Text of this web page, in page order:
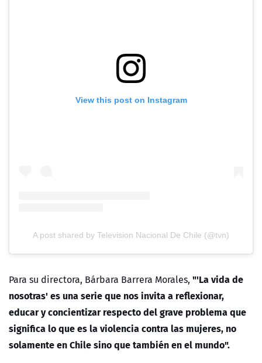
View this post on Instagram
A post shared by Television Nacional De Chile (@tvn)
Para su directora, Bárbara Barrera Morales, "'La vida de
nosotras' es una serie que nos invita a reflexionar,
educar y concientizar respecto del grave problema que
significa lo que es la violencia contra las mujeres, no
solamente en Chile sino que también en el mundo".